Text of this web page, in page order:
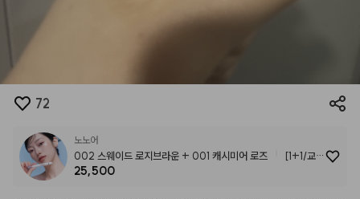
72
노노어
002 스웨이드 로지브라운 + 001 캐시미어 로즈
[1+1/교차
선택] 오버 듀 립펜슬
25,500